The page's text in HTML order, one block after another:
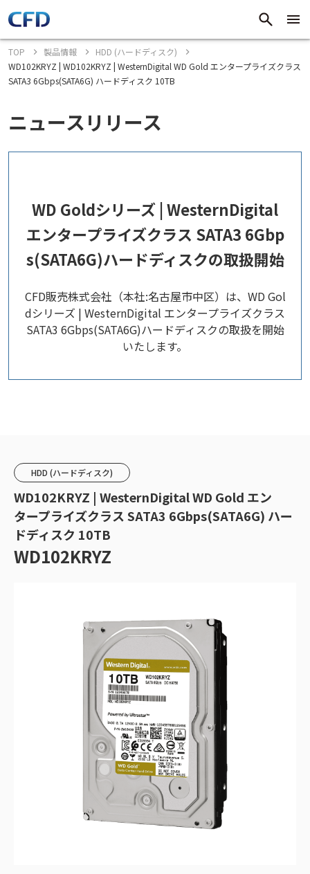
TOP 製品情報
HDD (ハードディスク)
WD102KRYZ | WD102KRYZ | WesternDigital WD Gold エンタープライズクラス
SATA3 6Gbps(SATA6G) ハードディスク 10TB
ニュースリリース
WD Goldシリーズ | WesternDigital
エンタープライズクラス SATA3 6Gbp
s(SATA6G)ハードディスクの取扱開始
CFD販売株式会社（本社:名古屋市中区）は、WD Gol
dシリーズ | WesternDigital エンタープライズクラス
SATA3 6Gbps(SATA6G)ハードディスクの取扱を開始
いたします。
HDD (ハードディスク)
WD102KRYZ | WesternDigital WD Gold エン
タープライズクラス SATA3 6Gbps(SATA6G) ハー
ドディスク 10TB
WD102KRYZ